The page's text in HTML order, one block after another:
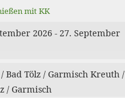
mit KK
2026 - 27. September
Bad Tölz / Garmisch Kreuth /
/ Garmisch